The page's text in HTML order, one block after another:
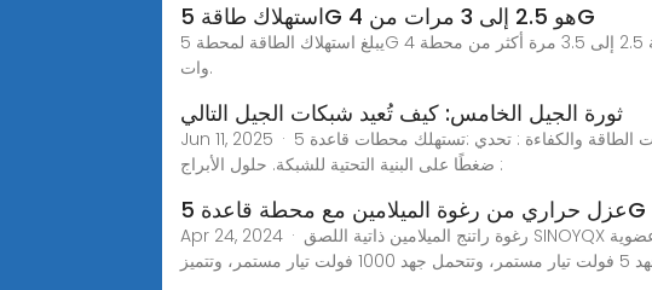
استهلاك طاقة 5G هو 2.5 إلى 3 مرات من 4G
يبلغ استهلاك الطاقة لمحطة 5G الفردية 2.5 إلى 3.5 مرة أكثر من محطة 4G الفردية بسبب استهلاك الطاقة AAU، وتبلغ الطاقة الحالية للحمل الكامل لمحطة واحدة ما يقرب من 3700
وات.
ثورة الجيل الخامس: كيف تُعيد شبكات الجيل التالي
Jun 11, 2025 · خفض التكاليف بنسبة 66% مقابل الكابلات التقليدية. 2. ترقيات الطاقة والكفاءة : تحدي :تستهلك محطات قاعدة 5G-A 3-4 مرات أكثر قوة من الجيل الرابع، مما يشكل
ضغطًا على البنية التحتية للشبكة. حلول الأبراج :
عزل حراري من رغوة الميلامين مع محطة قاعدة 5G
Apr 24, 2024 · رغوة راتنج الميلامين ذاتية اللصق SINOYQX هي مادة عزل حراري مصممة خصيصًا لمحطات القاعدة الكبرى لشبكات الجيل الخامس. وهي عبارة عن إسفنجة عضوية